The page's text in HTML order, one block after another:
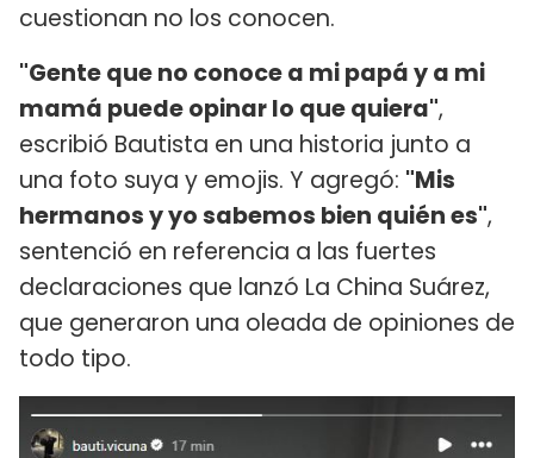
cuestionan no los conocen.
"Gente que no conoce a mi papá y a mi
mamá puede opinar lo que quiera",
escribió Bautista en una historia junto a
una foto suya y emojis. Y agregó: "Mis
hermanos y yo sabemos bien quién es",
sentenció en referencia a las fuertes
declaraciones que lanzó La China Suárez,
que generaron una oleada de opiniones de
todo tipo.